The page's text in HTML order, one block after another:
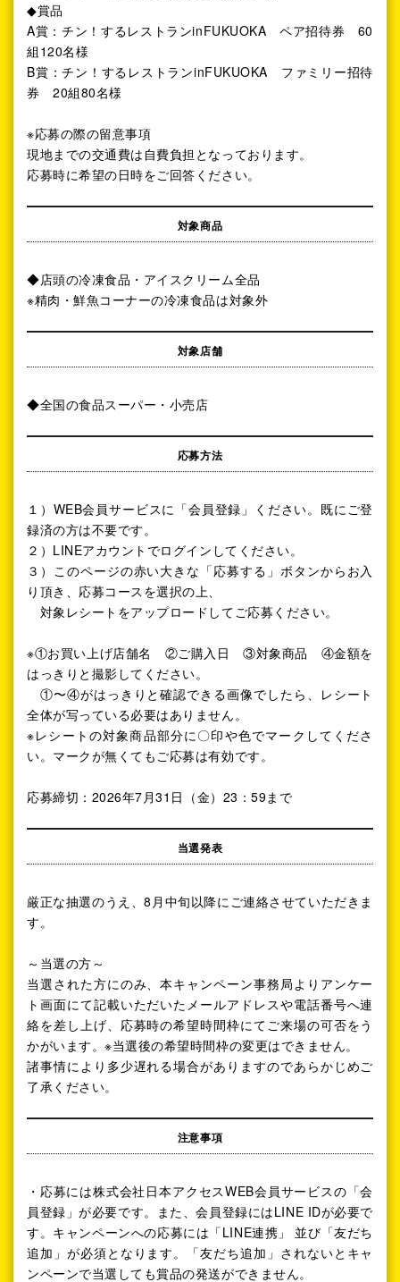
◆賞品
A賞：チン！するレストランinFUKUOKA ペア招待券 60
組120名様
B賞：チン！するレストランinFUKUOKA ファミリー招待
券 20組80名様
※応募の際の留意事項
現地までの交通費は自費負担となっております。
応募時に希望の日時をご回答ください。
対象商品
◆店頭の冷凍食品・アイスクリーム全品
※精肉・鮮魚コーナーの冷凍食品は対象外
対象店舗
◆全国の食品スーパー・小売店
応募方法
１）WEB会員サービスに「会員登録」ください。既にご登
録済の方は不要です。
２）LINEアカウントでログインしてください。
３）このページの赤い大きな「応募する」ボタンからお入
り頂き、応募コースを選択の上、
対象レシートをアップロードしてご応募ください。
※①お買い上げ店舗名 ②ご購入日 ③対象商品 ④金額を
はっきりと撮影してください。
①〜④がはっきりと確認できる画像でしたら、レシート
全体が写っている必要はありません。
※レシートの対象商品部分に〇印や色でマークしてくださ
い。マークが無くてもご応募は有効です。
応募締切：2026年7月31日（金）23：59まで
当選発表
厳正な抽選のうえ、8月中旬以降にご連絡させていただきま
す。
～当選の方～
当選された方にのみ、本キャンペーン事務局よりアンケー
ト画面にて記載いただいたメールアドレスや電話番号へ連
絡を差し上げ、応募時の希望時間枠にてご来場の可否をう
かがいます。※当選後の希望時間枠の変更はできません。
諸事情により多少遅れる場合がありますのであらかじめご
了承ください。
注意事項
・応募には株式会社日本アクセスWEB会員サービスの「会
員登録」が必要です。また、会員登録にはLINE IDが必要で
す。キャンペーンへの応募には「LINE連携」 並び「友だち
追加」が必須となります。「友だち追加」されないとキャ
ンペーンで当選しても賞品の発送ができません。